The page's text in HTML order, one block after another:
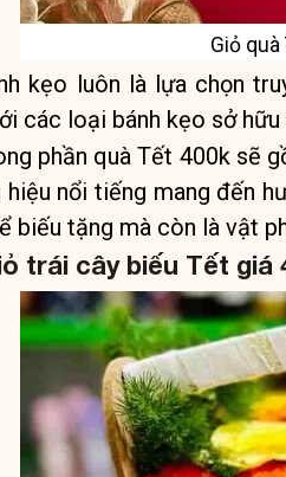
Giỏ
kẹo luôn là lựa chọn
các loại bánh kẹo sở
phần quà Tết 400k sẽ
hiệu nổi tiếng mang đến
biếu tặng mà còn là vật
trái cây biếu Tết giá